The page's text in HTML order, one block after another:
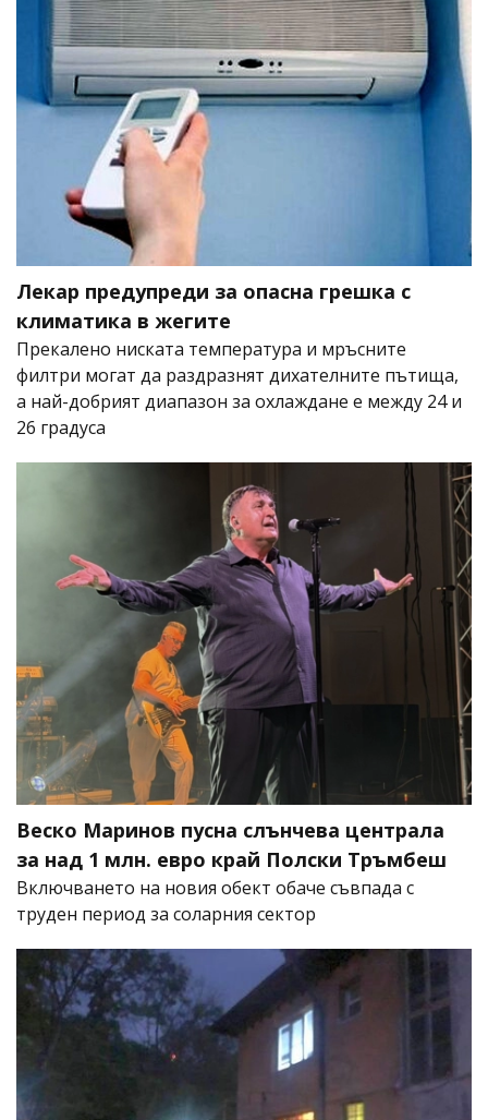
Лекар предупреди за опасна грешка с
климатика в жегите
Прекалено ниската температура и мръсните
филтри могат да раздразнят дихателните пътища,
а най-добрият диапазон за охлаждане е между 24 и
26 градуса
Веско Маринов пусна слънчева централа
за над 1 млн. евро край Полски Тръмбеш
Включването на новия обект обаче съвпада с
труден период за соларния сектор